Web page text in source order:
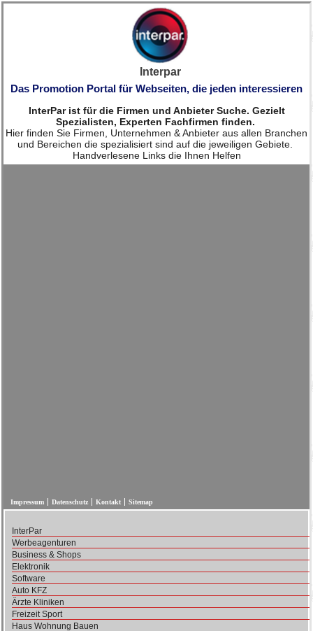
Interpar
Das Promotion Portal für Webseiten, die jeden interessieren
InterPar ist für die Firmen und Anbieter Suche. Gezielt
Spezialisten, Experten Fachfirmen finden.
Hier finden Sie Firmen, Unternehmen & Anbieter aus allen Branchen
und Bereichen die spezialisiert sind auf die jeweiligen Gebiete.
Handverlesene Links die Ihnen Helfen
Impressum Datenschutz Kontakt Sitemap
InterPar
Werbeagenturen
Business & Shops
Elektronik
Software
Auto KFZ
Ärzte Kliniken
Freizeit Sport
Haus Wohnung Bauen